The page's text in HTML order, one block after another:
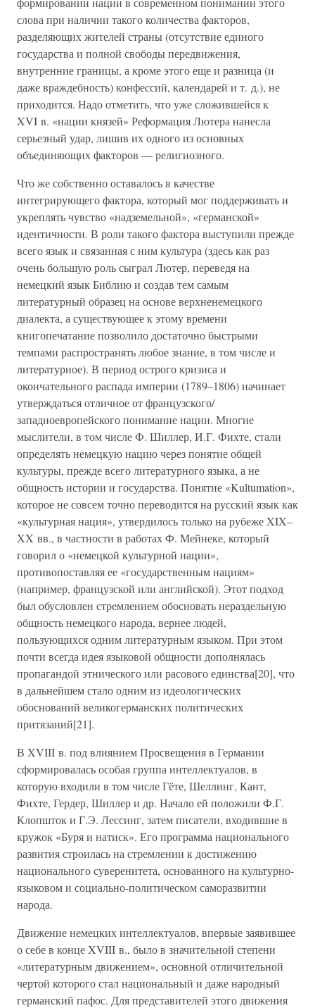
слова при наличии такого количества факторов,
разделяющих жителей страны (отсутствие единого
государства и полной свободы передвижения,
внутренние границы, а кроме этого еще и разница (и
даже враждебность) конфессий, календарей и т. д.), не
приходится. Надо отметить, что уже сложившейся к
XVI в. «нации князей» Реформация Лютера нанесла
серьезный удар, лишив их одного из основных
объединяющих факторов — религиозного.
Что же собственно оставалось в качестве
интегрирующего фактора, который мог поддерживать и
укреплять чувство «надземельной», «германской»
идентичности. В роли такого фактора выступили прежде
всего язык и связанная с ним культура (здесь как раз
очень большую роль сыграл Лютер, переведя на
немецкий язык Библию и создав тем самым
литературный образец на основе верхненемецкого
диалекта, а существующее к этому времени
книгопечатание позволило достаточно быстрыми
темпами распространять любое знание, в том числе и
литературное). В период острого кризиса и
окончательного распада империи (1789–1806) начинает
утверждаться отличное от французского/
западноевропейского понимание нации. Многие
мыслители, в том числе Ф. Шиллер, И.Г. Фихте, стали
определять немецкую нацию через понятие общей
культуры, прежде всего литературного языка, а не
общность истории и государства. Понятие «Kultumation»,
которое не совсем точно переводится на русский язык как
«культурная нация», утвердилось только на рубеже XIX–
XX вв., в частности в работах Ф. Мейнеке, который
говорил о «немецкой культурной нации»,
противопоставляя ее «государственным нациям»
(например, французской или английской). Этот подход
был обусловлен стремлением обосновать нераздельную
общность немецкого народа, вернее людей,
пользующихся одним литературным языком. При этом
почти всегда идея языковой общности дополнялась
пропагандой этнического или расового единства[20], что
в дальнейшем стало одним из идеологических
обоснований великогерманских политических
притязаний[21].
В XVIII в. под влиянием Просвещения в Германии
сформировалась особая группа интеллектуалов, в
которую входили в том числе Гёте, Шеллинг, Кант,
Фихте, Гердер, Шиллер и др. Начало ей положили Ф.Г.
Клопшток и Г.Э. Лессинг, затем писатели, входившие в
кружок «Буря и натиск». Его программа национального
развития строилась на стремлении к достижению
национального суверенитета, основанного на культурно-
языковом и социально-политическом саморазвитии
народа.
Движение немецких интеллектуалов, впервые заявившее
о себе в конце XVIII в., было в значительной степени
«литературным движением», основной отличительной
чертой которого стал национальный и даже народный
германский пафос. Для представителей этого движения